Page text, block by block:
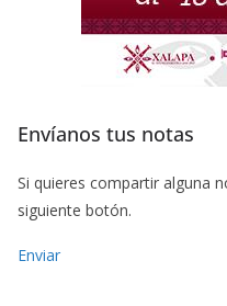
Envíanos tus notas
Si quieres compartir alguna
siguiente botón.
Enviar